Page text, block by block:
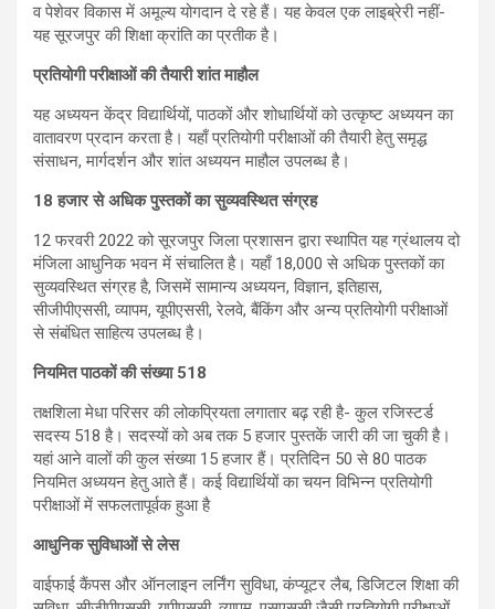
व पेशेवर विकास में अमूल्य योगदान दे रहे हैं। यह केवल एक लाइब्रेरी नहीं-
यह सूरजपुर की शिक्षा क्रांति का प्रतीक है।
प्रतियोगी परीक्षाओं की तैयारी शांत माहौल
यह अध्ययन केंद्र विद्यार्थियों, पाठकों और शोधार्थियों को उत्कृष्ट अध्ययन का
वातावरण प्रदान करता है। यहाँ प्रतियोगी परीक्षाओं की तैयारी हेतु समृद्ध
संसाधन, मार्गदर्शन और शांत अध्ययन माहौल उपलब्ध है।
18 हजार से अधिक पुस्तकों का सुव्यवस्थित संग्रह
12 फरवरी 2022 को सूरजपुर जिला प्रशासन द्वारा स्थापित यह ग्रंथालय दो
मंजिला आधुनिक भवन में संचालित है। यहाँ 18,000 से अधिक पुस्तकों का
सुव्यवस्थित संग्रह है, जिसमें सामान्य अध्ययन, विज्ञान, इतिहास,
सीजीपीएससी, व्यापम, यूपीएससी, रेलवे, बैंकिंग और अन्य प्रतियोगी परीक्षाओं
से संबंधित साहित्य उपलब्ध है।
नियमित पाठकों की संख्या 518
तक्षशिला मेधा परिसर की लोकप्रियता लगातार बढ़ रही है- कुल रजिस्टर्ड
सदस्य 518 है। सदस्यों को अब तक 5 हजार पुस्तकें जारी की जा चुकी है।
यहां आने वालों की कुल संख्या 15 हजार हैं। प्रतिदिन 50 से 80 पाठक
नियमित अध्ययन हेतु आते हैं। कई विद्यार्थियों का चयन विभिन्न प्रतियोगी
परीक्षाओं में सफलतापूर्वक हुआ है
आधुनिक सुविधाओं से लेस
वाईफाई कैंपस और ऑनलाइन लर्निंग सुविधा, कंप्यूटर लैब, डिजिटल शिक्षा की